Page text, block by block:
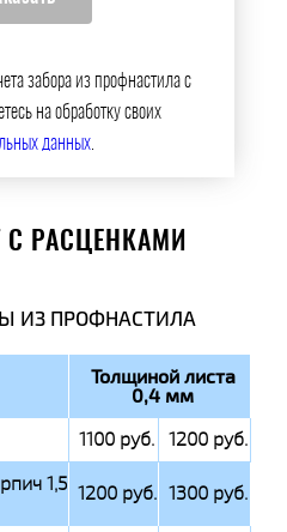
забора из профнастила с
на обработку своих
данных
С РАСЦЕНКАМИ
ИЗ ПРОФНАСТИЛА
Толщиной листа
0,4 мм
1100 руб. 1200 руб.
1,5 1200 руб. 1300 руб.